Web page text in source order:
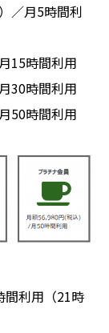
／月5時間利
15時間利用
30時間利用
50時間利用
間利用（21時